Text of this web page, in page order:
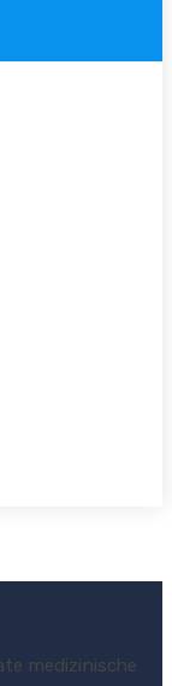
medizinische